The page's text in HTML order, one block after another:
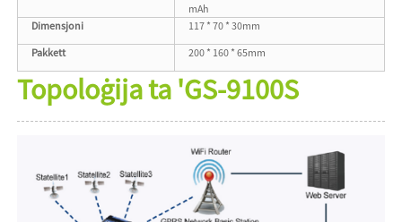
mAh
Dimensjoni
117 * 70 * 30mm
Pakkett
200 * 160 * 65mm
Topoloġija ta 'GS-9100S